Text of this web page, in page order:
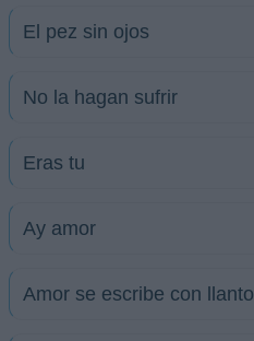
El pez sin ojos
No la hagan sufrir
Eras tu
Ay amor
Amor se escribe con llanto